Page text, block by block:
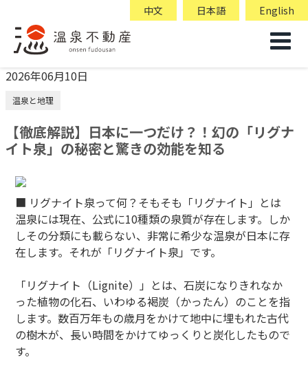
中文 日本語 English
2026年06月10日
温泉と地理
【徹底解説】日本に一つだけ？！幻の「リグナ
イト泉」の秘密と驚きの効能を知る
■ リグナイト泉って何？そもそも「リグナイト」とは
温泉には現在、公式に10種類の泉質が存在します。しか
しその分類にも載らない、非常に希少な温泉が日本に存
在します。それが「リグナイト泉」です。
「リグナイト（Lignite）」とは、石炭になりきれなか
った植物の化石、いわゆる褐炭（かったん）のことを指
します。数百万年もの歳月をかけて地中に埋もれた古代
の樹木が、長い時間をかけてゆっくりと炭化したもので
す。